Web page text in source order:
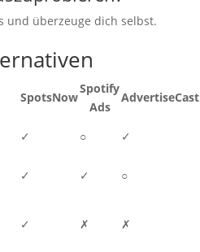
und überzeuge dich selbst.
SpotsNow
Spotify
Ads
AdvertiseCast
✓ ○
✓
✓ ✓
○
✓ ✗ ✗